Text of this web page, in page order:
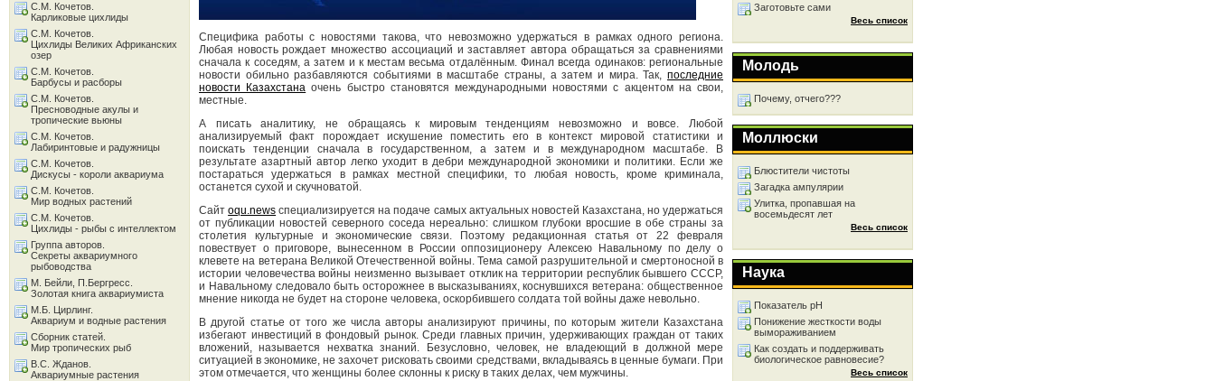
Специфика работы с новостями такова, что невозможно удержаться в рамках одного региона.
Любая новость рождает множество ассоциаций и заставляет автора обращаться за сравнениями
сначала к соседям, а затем и к местам весьма отдалённым. Финал всегда одинаков: региональные
новости обильно разбавляются событиями в масштабе страны, а затем и мира. Так, последние
новости Казахстана очень быстро становятся международными новостями с акцентом на свои,
местные.
А писать аналитику, не обращаясь к мировым тенденциям невозможно и вовсе. Любой
анализируемый факт порождает искушение поместить его в контекст мировой статистики и
поискать тенденции сначала в государственном, а затем и в международном масштабе. В
результате азартный автор легко уходит в дебри международной экономики и политики. Если же
постараться удержаться в рамках местной специфики, то любая новость, кроме криминала,
останется сухой и скучноватой.
Сайтoqu.news специализируется на подаче самых актуальных новостей Казахстана, но удержаться
от публикации новостей северного соседа нереально: слишком глубоки вросшие в обе страны за
столетия культурные и экономические связи. Поэтому редакционная статья от 22 февраля
повествует о приговоре, вынесенном в России оппозиционеру Алексею Навальному по делу о
клевете на ветерана Великой Отечественной войны. Тема самой разрушительной и смертоносной в
истории человечества войны неизменно вызывает отклик на территории республик бывшего СССР,
и Навальному следовало быть осторожнее в высказываниях, коснувшихся ветерана: общественное
мнение никогда не будет на стороне человека, оскорбившего солдата той войны даже невольно.
В другой статье от того же числа авторы анализируют причины, по которым жители Казахстана
избегают инвестиций в фондовый рынок. Среди главных причин, удерживающих граждан от таких
вложений, называется нехватка знаний. Безусловно, человек, не владеющий в должной мере
ситуацией в экономике, не захочет рисковать своими средствами, вкладываясь в ценные бумаги. При
этом отмечается, что женщины более склонны к риску в таких делах, чем мужчины.
Заготовьте сами
Весь список
Молодь
Почему, отчего???
Моллюски
Блюстители чистоты
Загадка ампулярии
Улитка, пропавшая на
восемьдесят лет
Весь список
Наука
Показатель рН
Понижение жесткоcти воды
вымораживанием
Как создать и поддерживать
биологическое равновесие?
Весь список
С.М. Кочетов.
Карликовые цихлиды
С.М. Кочетов.
Цихлиды Великих Африканских
озер
С.М. Кочетов.
Барбусы и расборы
С.М. Кочетов.
Пресноводные акулы и
тропические вьюны
С.М. Кочетов.
Лабиринтовые и радужницы
С.М. Кочетов.
Дискусы - короли аквариума
С.М. Кочетов.
Мир водных растений
С.М. Кочетов.
Цихлиды - рыбы с интеллектом
Группа авторов.
Секреты аквариумного
рыбоводства
М. Бейли, П.Бергресс.
Золотая книга аквариумиста
М.Б. Цирлинг.
Аквариум и водные растения
Сборник статей.
Мир тропических рыб
В.С. Жданов.
Аквариумные растения